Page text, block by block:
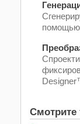
Смотрите